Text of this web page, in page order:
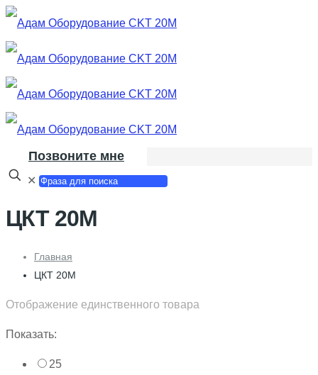
Позвоните мне
✕
ЦКТ 20М
Главная
ЦКТ 20М
Отображение единственного товара
Показать:
25